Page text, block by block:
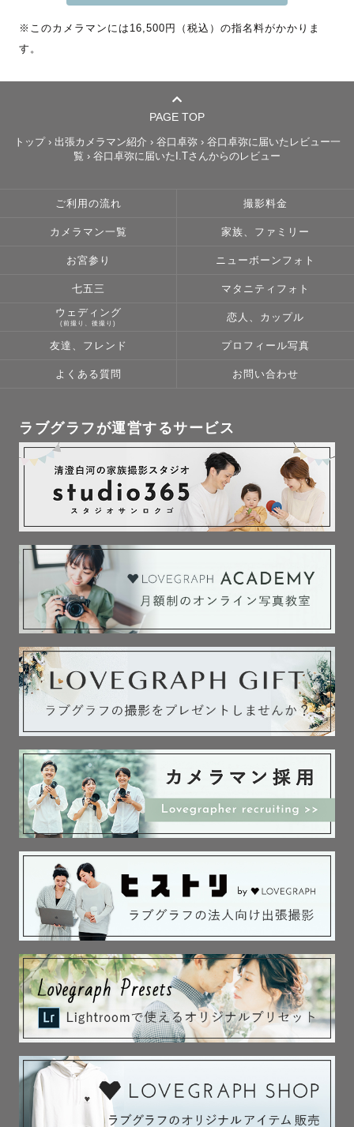
ゼロベースからのご依頼も大歓迎です👍
奈良公園は年間契約カメラマンです！（📜撮影許可手続
き・申請料ナシで撮影を行えます📜）
ご提案をさせていただきます！
※みてねアプリから予約を検討されているリピーターの方
は一度、LINEにてご連絡ください。予約際に指名料を調整
ご依頼前に一度、SNSのDM・LINEにてご連絡ください📩
誰とでも繋がれる世の中になりました
けをもたらし
今までは遠い存在だったものが身近に感じることができる
ようになりました
その反面、誰かに見せる自分や映え、周りに評価されるも
のが価値基準となってきたのも事実です
ですが、本当に残すべき写真はそういった見せるための写
真なのでしょうか？
これからの時代、本当に大事なのは自分受けや自分たちに
とっての写真だと感じています
「見せるための自分ではなく、本当の自分が写っている
か」
誰もが暮らす人生という時間の中で写真を残す瞬間は限ら
れています
その中で写真を残すということはとても特別な意味を持っ
ていると感じています
旅先やおでかけ、散歩中などの何気ない瞬間にこそ残す価
値があります
そうした写真は未来への手紙としての役割を果たすと僕は
信じています
だからこそ、私が大事にしたいのは皆さんが過ごす日常を
写真という形で残すということです
ウェディングやファミリーフォト、
プロフィールなどジャンルは様々ではありますがどれも日
常の延長上にある皆さんの時間です
「過行く日常を残す」
今しかないこの時間を一緒に過ごし残していきたいと思っ
ております
※このカメラマンには16,500円（税込）の指名料がかかりま
す。
PAGE TOP
トップ› 出張カメラマン紹介 › 谷口卓弥› 谷口卓弥に届いたレビュー一
覧 › 谷口卓弥に届いたI.Tさんからのレビュー
ご利用の流れ 撮影料金
カメラマン一覧 家族、ファミリー
お宮参り ニューボーンフォト
七五三 マタニティフォト
ウェディング
(前撮り、後撮り)
恋人、カップル
友達、フレンド プロフィール写真
よくある質問 お問い合わせ
ラブグラフが運営するサービス